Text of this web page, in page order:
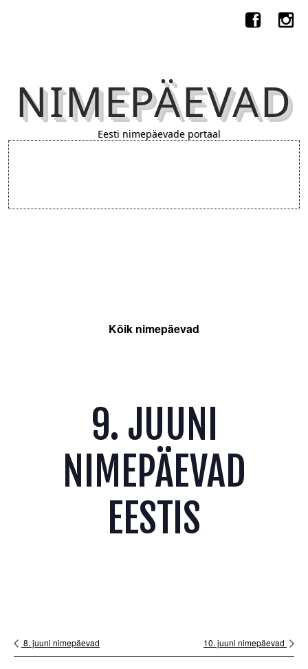
NIMEPÄEVAD
Eesti nimepäevade portaal
Kõik nimepäevad
9. JUUNI
NIMEPÄEVAD
EESTIS
8. juuni nimepäevad 10. juuni nimepäevad